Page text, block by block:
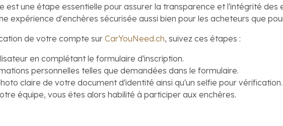
est une étape essentielle pour assurer la transparence et l'intégrité
expérience d'enchères sécurisée aussi bien pour les acheteurs que
de votre compte surCarYouNeed.ch, suivez ces étapes :
en complétant le formulaire d'inscription.
personnelles telles que demandées dans le formulaire.
claire de votre document d'identité ainsi qu'un selfie pour
équipe, vous êtes alors habilité à participer aux enchères.